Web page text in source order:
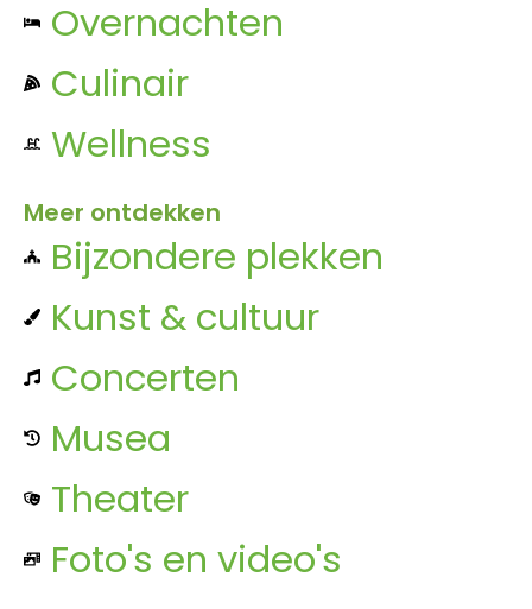
Overnachten
Culinair
Wellness
Meer ontdekken
Bijzondere plekken
Kunst & cultuur
Concerten
Musea
Theater
Foto's en video's